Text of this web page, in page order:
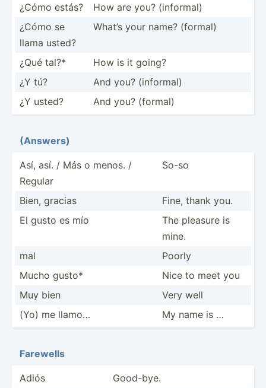
¿Cómo estás?
How are you? (informal)
¿Cómo se
llama usted?
What’s your name? (formal)
¿Qué tal?*
How is it going?
¿Y tú?
And you? (informal)
¿Y usted?
And you? (formal)
(Answers)
Así, así. / Más o menos. /
Regular
So-so
Bien, gracias
Fine, thank you.
El gusto es mío
The pleasure is
mine.
mal
Poorly
Mucho gusto*
Nice to meet you
Muy bien
Very well
(Yo) me llamo…
My name is …
Farewells
Adiós
Good-bye.